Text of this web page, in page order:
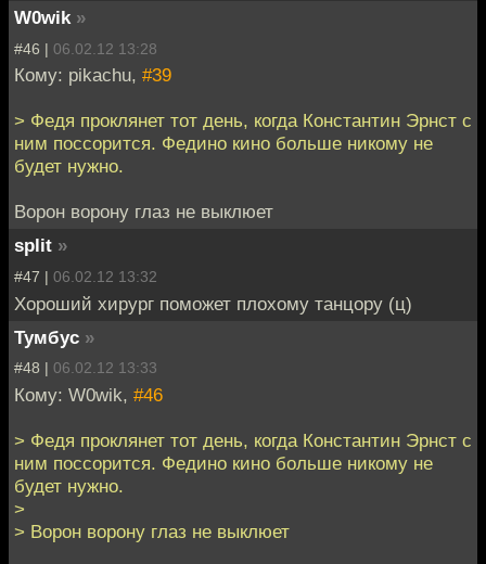
W0wik »
#46 | 06.02.12 13:28
Кому: pikachu, #39
> Федя проклянет тот день, когда Константин Эрнст с
ним поссорится. Федино кино больше никому не
будет нужно.
Ворон ворону глаз не выклюет
split »
#47 | 06.02.12 13:32
Хороший хирург поможет плохому танцору (ц)
Тумбус »
#48 | 06.02.12 13:33
Кому: W0wik, #46
> Федя проклянет тот день, когда Константин Эрнст с
ним поссорится. Федино кино больше никому не
будет нужно.
>
> Ворон ворону глаз не выклюет